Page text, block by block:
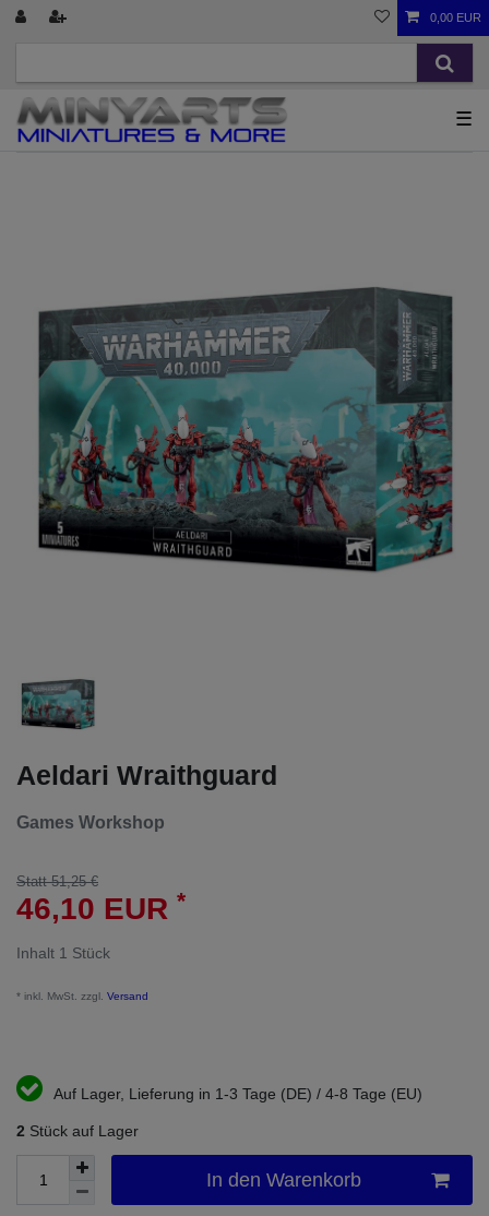
0,00 EUR
☰
Aeldari Wraithguard
Games Workshop
Statt 51,25 €
46,10 EUR *
Inhalt 1 Stück
* inkl. MwSt. zzgl. Versand
Auf Lager, Lieferung in 1-3 Tage (DE) / 4-8 Tage (EU)
2 Stück auf Lager
In den Warenkorb